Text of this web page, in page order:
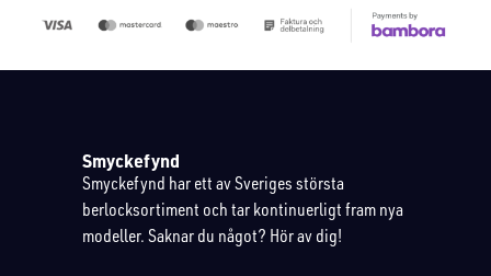
Smyckefynd
Smyckefynd har ett av Sveriges största
berlocksortiment och tar kontinuerligt fram nya
modeller. Saknar du något? Hör av dig!